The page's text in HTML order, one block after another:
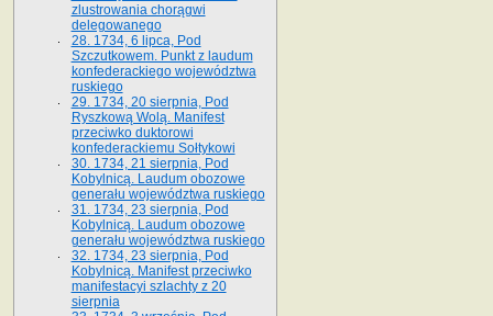
zlustrowania chorągwi
delegowanego
28. 1734, 6 lipca, Pod
Szczutkowem. Punkt z laudum
konfederackiego województwa
ruskiego
29. 1734, 20 sierpnia, Pod
Ryszkową Wolą. Manifest
przeciwko duktorowi
konfederackiemu Sołtykowi
30. 1734, 21 sierpnia, Pod
Kobylnicą. Laudum obozowe
generału województwa ruskiego
31. 1734, 23 sierpnia, Pod
Kobylnicą. Laudum obozowe
generału województwa ruskiego
32. 1734, 23 sierpnia, Pod
Kobylnicą. Manifest przeciwko
manifestacyi szlachty z 20
sierpnia